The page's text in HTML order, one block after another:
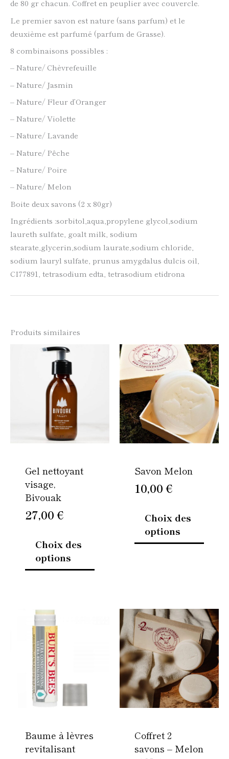
de 80 gr chacun. Coffret en peuplier avec couvercle.
Le premier savon est nature (sans parfum) et le
deuxième est parfumé (parfum de Grasse).
8 combinaisons possibles :
– Nature/ Chèvrefeuille
– Nature/ Jasmin
– Nature/ Fleur d’Oranger
– Nature/ Violette
– Nature/ Lavande
– Nature/ Pêche
– Nature/ Poire
– Nature/ Melon
Boite deux savons (2 x 80gr)
Ingrédients :sorbitol,aqua,propylene glycol,sodium
laureth sulfate, goalt milk, sodium
stearate,glycerin,sodium laurate,sodium chloride,
sodium lauryl sulfate, prunus amygdalus dulcis oil,
CI77891, tetrasodium edta, tetrasodium etidrona
Produits similaires
Gel nettoyant
visage,
Bivouak
27,00€
Choix des
options
produit
plusieurs
variations.
options
peuvent
Savon Melon
10,00€
Choix des
options
Ce
a
Les
Baume à lèvres
revitalisant
produit
plusieurs
variations.
options
peuvent
Coffret 2
savons – Melon
Ce
a
Les